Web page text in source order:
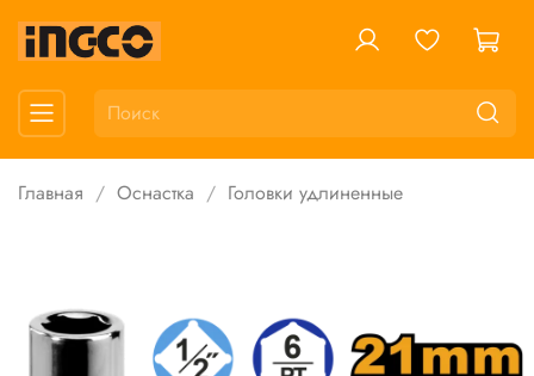
Главная Оснастка Головки удлиненные